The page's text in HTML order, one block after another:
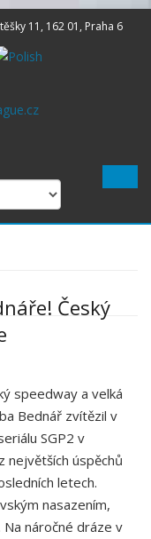
11, 162 01, Praha 6
Český
speedway a velká
Bednář zvítězil v
SGP2 v
největších úspěchů
letech.
nasazením,
Na náročné dráze v